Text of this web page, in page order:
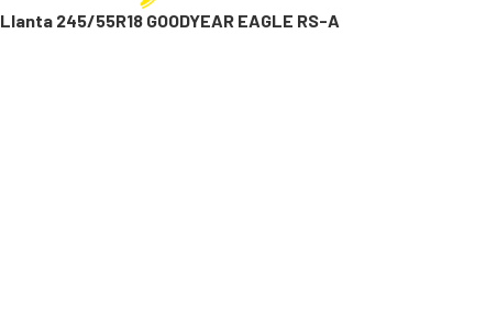
Llanta 245/55R18 GOODYEAR EAGLE RS-A